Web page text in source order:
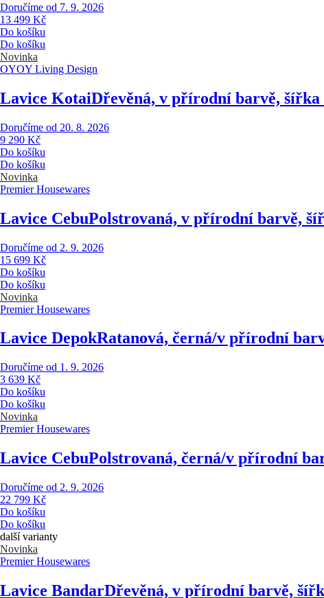
Doručíme od 7. 9. 2026
13 499 Kč
Do košíku
Do košíku
Novinka
OYOY Living Design
Lavice KotaiDřevěná, v přírodní barvě, šířka
Doručíme od 20. 8. 2026
9 290 Kč
Do košíku
Do košíku
Novinka
Premier Housewares
Lavice CebuPolstrovaná, v přírodní barvě,
Doručíme od 2. 9. 2026
15 699 Kč
Do košíku
Do košíku
Novinka
Premier Housewares
Lavice DepokRatanová, černá/v přírodní
Doručíme od 1. 9. 2026
3 639 Kč
Do košíku
Do košíku
Novinka
Premier Housewares
Lavice CebuPolstrovaná, černá/v přírodní
Doručíme od 2. 9. 2026
22 799 Kč
Do košíku
Do košíku
další varianty
Novinka
Premier Housewares
Lavice BandarDřevěná, v přírodní barvě,